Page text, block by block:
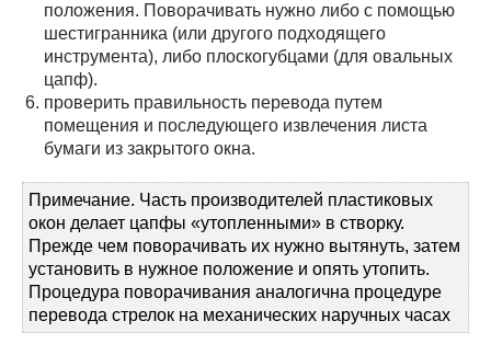
положения. Поворачивать нужно либо с помощью
шестигранника (или другого подходящего
инструмента), либо плоскогубцами (для овальных
цапф).
проверить правильность перевода путем
помещения и последующего извлечения листа
бумаги из закрытого окна.
Примечание. Часть производителей пластиковых
окон делает цапфы «утопленными» в створку.
Прежде чем поворачивать их нужно вытянуть, затем
установить в нужное положение и опять утопить.
Процедура поворачивания аналогична процедуре
перевода стрелок на механических наручных часах